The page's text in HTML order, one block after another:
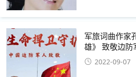
军旅词曲作家
雄》 致敬边防
2022-09-07